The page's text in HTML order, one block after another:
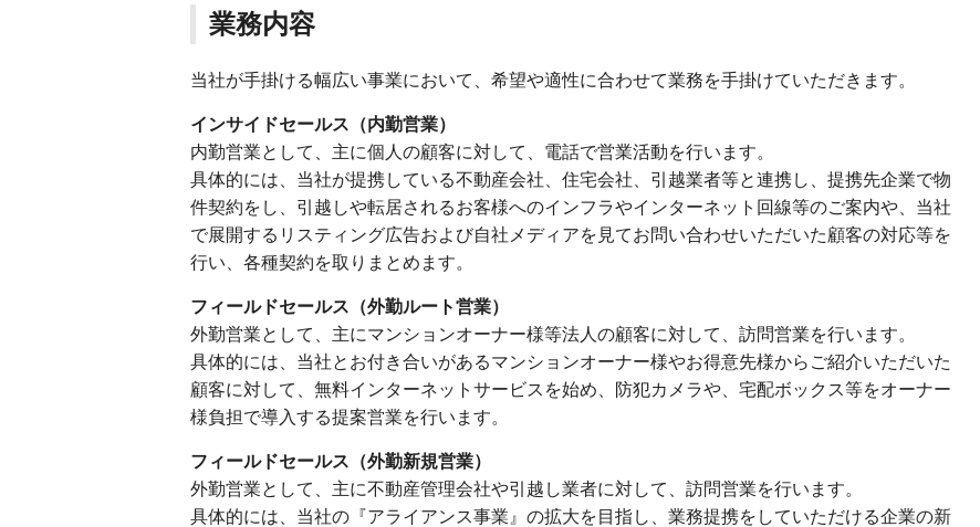
業務内容
当社が手掛ける幅広い事業において、希望や適性に合わせて業務を手掛けていただきます。
インサイドセールス（内勤営業）
内勤営業として、主に個人の顧客に対して、電話で営業活動を行います。
具体的には、当社が提携している不動産会社、住宅会社、引越業者等と連携し、提携先企業で物
件契約をし、引越しや転居されるお客様へのインフラやインターネット回線等のご案内や、当社
で展開するリスティング広告および自社メディアを見てお問い合わせいただいた顧客の対応等を
行い、各種契約を取りまとめます。
フィールドセールス（外勤ルート営業）
外勤営業として、主にマンションオーナー様等法人の顧客に対して、訪問営業を行います。
具体的には、当社とお付き合いがあるマンションオーナー様やお得意先様からご紹介いただいた
顧客に対して、無料インターネットサービスを始め、防犯カメラや、宅配ボックス等をオーナー
様負担で導入する提案営業を行います。
フィールドセールス（外勤新規営業）
外勤営業として、主に不動産管理会社や引越し業者に対して、訪問営業を行います。
具体的には、当社の『アライアンス事業』の拡大を目指し、業務提携をしていただける企業の新